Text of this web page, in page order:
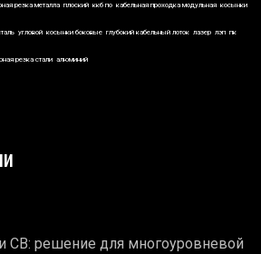
резка металла плоский ккб по кабельная проходка модульная косынки
угловой косынки боковые глубокий кабельный лоток лазер лэп пк
резка стали алюминий
СВ: решение для многоуровневой